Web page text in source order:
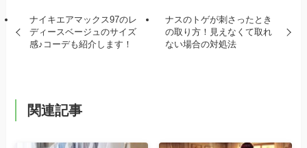
ナイキエアマックス97のレ
ディースベージュのサイズ
感♪コーデも紹介します！
ナスのトゲが刺さったとき
の取り方！見えなくて取れ
ない場合の対処法
関連記事